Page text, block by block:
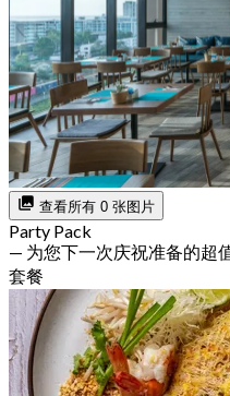
查看所有 0 张图片
Party Pack
— 为您下一次庆祝准备的超
套餐